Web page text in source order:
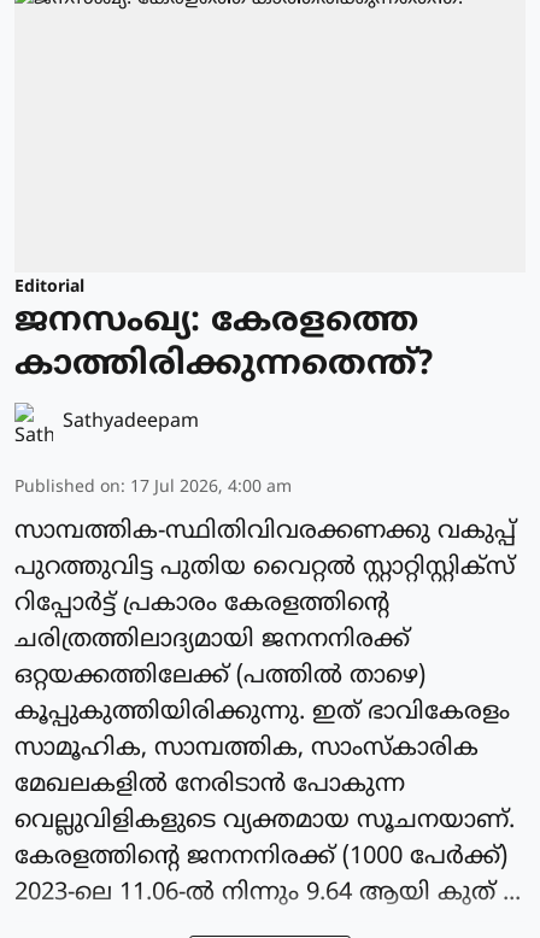
Editorial
ജനസംഖ്യ: കേരളത്തെ
കാത്തിരിക്കുന്നതെന്ത്?
Sathyadeepam
Published on: 17 Jul 2026, 4:00 am
സാമ്പത്തിക-സ്ഥിതിവിവരക്കണക്കു വകുപ്പ്
പുറത്തുവിട്ട പുതിയ വൈറ്റൽ സ്റ്റാറ്റിസ്റ്റിക്സ്
റിപ്പോർട്ട് പ്രകാരം കേരളത്തിന്റെ
ചരിത്രത്തിലാദ്യമായി ജനനനിരക്ക്
ഒറ്റയക്കത്തിലേക്ക് (പത്തിൽ താഴെ)
കൂപ്പുകുത്തിയിരിക്കുന്നു. ഇത് ഭാവികേരളം
സാമൂഹിക, സാമ്പത്തിക, സാംസ്കാരിക
മേഖലകളിൽ നേരിടാൻ പോകുന്ന
വെല്ലുവിളികളുടെ വ്യക്തമായ സൂചനയാണ്.
കേരളത്തിന്റെ ജനനനിരക്ക് (1000 പേർക്ക്)
2023-ലെ 11.06-ൽ നിന്നും 9.64 ആയി കുത് ...